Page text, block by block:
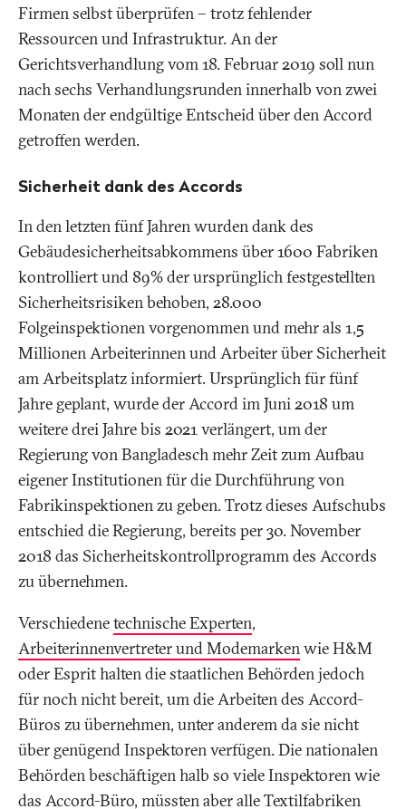
Firmen selbst überprüfen – trotz fehlender
Ressourcen und Infrastruktur. An der
Gerichtsverhandlung vom 18. Februar 2019 soll nun
nach sechs Verhandlungsrunden innerhalb von zwei
Monaten der endgültige Entscheid über den Accord
getroffen werden.
Sicherheit dank des Accords
In den letzten fünf Jahren wurden dank des
Gebäudesicherheitsabkommens über 1600 Fabriken
kontrolliert und 89% der ursprünglich festgestellten
Sicherheitsrisiken behoben, 28.000
Folgeinspektionen vorgenommen und mehr als 1,5
Millionen Arbeiterinnen und Arbeiter über Sicherheit
am Arbeitsplatz informiert. Ursprünglich für fünf
Jahre geplant, wurde der Accord im Juni 2018 um
weitere drei Jahre bis 2021 verlängert, um der
Regierung von Bangladesch mehr Zeit zum Aufbau
eigener Institutionen für die Durchführung von
Fabrikinspektionen zu geben. Trotz dieses Aufschubs
entschied die Regierung, bereits per 30. November
2018 das Sicherheitskontrollprogramm des Accords
zu übernehmen.
Verschiedenetechnische Experten,
Arbeiterinnenvertreter und Modemarkenwie H&M
oder Esprit halten die staatlichen Behörden jedoch
für noch nicht bereit, um die Arbeiten des Accord-
Büros zu übernehmen, unter anderem da sie nicht
über genügend Inspektoren verfügen. Die nationalen
Behörden beschäftigen halb so viele Inspektoren wie
das Accord-Büro, müssten aber alle Textilfabriken